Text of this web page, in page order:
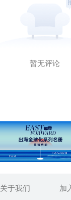
暂无评论
关于我们 加